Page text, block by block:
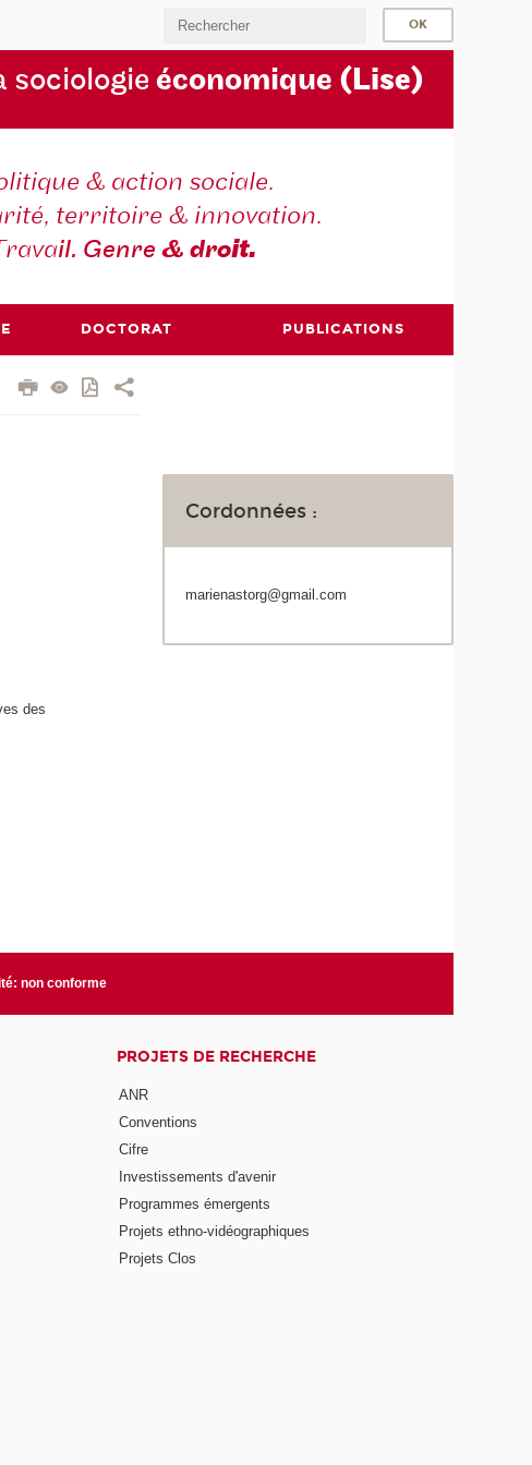
sociologie économique (Lise)
& action sociale.
territoire & innovation.
il. Genre & droit.
DOCTORAT PUBLICATIONS
des
Cordonnées :
marienastorg@gmail.com
non conforme
PROJETS DE RECHERCHE
ANR
Conventions
Cifre
Investissements d'avenir
Programmes émergents
Projets ethno-vidéographiques
Projets Clos